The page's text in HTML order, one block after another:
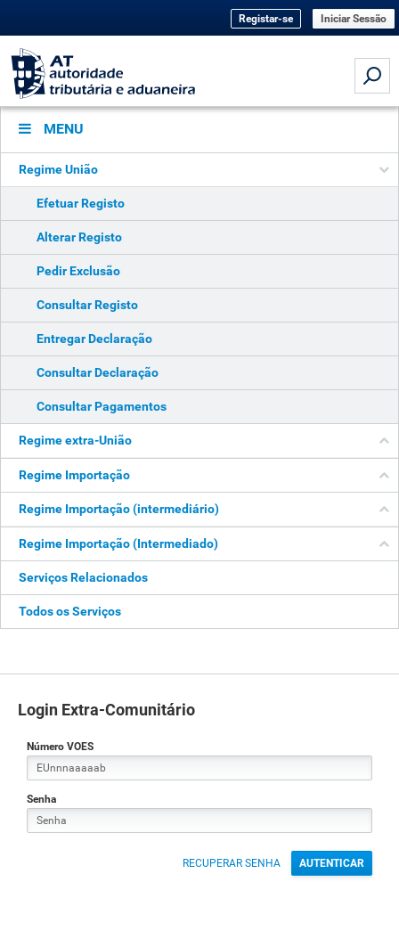
Registar-se Iniciar Sessão
MENU
Regime União
Efetuar Registo
Alterar Registo
Pedir Exclusão
Consultar Registo
Entregar Declaração
Consultar Declaração
Consultar Pagamentos
Regime extra-União
Regime Importação
Regime Importação (intermediário)
Regime Importação (Intermediado)
Serviços Relacionados
Todos os Serviços
Login Extra-Comunitário
Número VOES
Senha
RECUPERAR SENHA AUTENTICAR